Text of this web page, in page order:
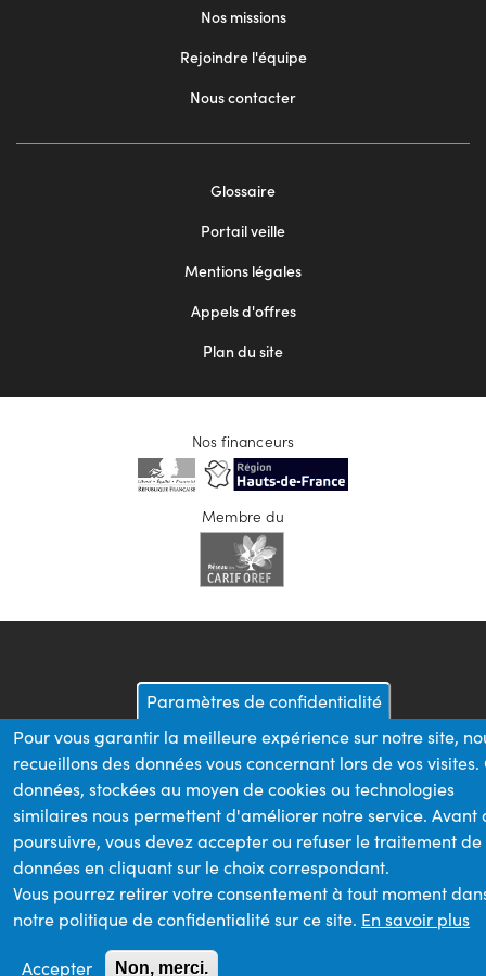
Nos missions
Rejoindre l'équipe
Nous contacter
Glossaire
Portail veille
Mentions légales
Appels d'offres
Plan du site
Nos financeurs
Membre du
Paramètres de confidentialité
Pour vous garantir la meilleure expérience sur notre site,
recueillons des données vous concernant lors de vos visites.
données, stockées au moyen de cookies ou technologies
similaires nous permettent d'améliorer notre service. Avant
poursuivre, vous devez accepter ou refuser le traitement de
données en cliquant sur le choix correspondant.
Vous pourrez retirer votre consentement à tout moment
notre politique de confidentialité sur ce site. En savoir plus
Accepter Non, merci.